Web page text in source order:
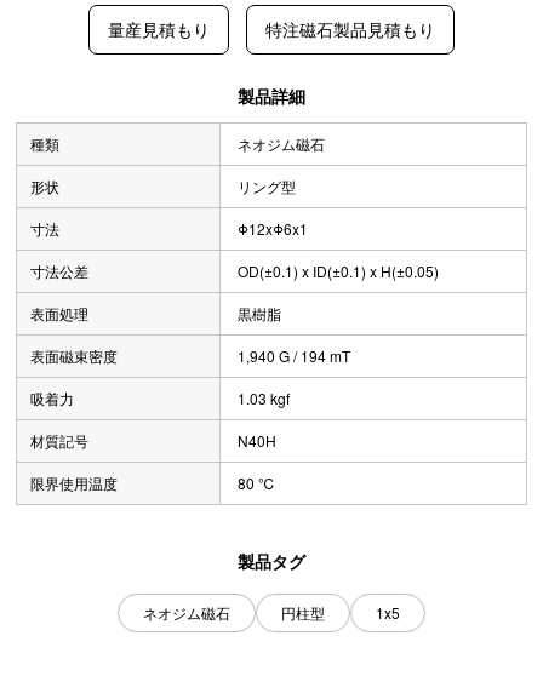
量産見積もり 特注磁石製品見積もり
製品詳細
種類 ネオジム磁石
形状 リング型
寸法 Φ12xΦ6x1
寸法公差 OD(±0.1) x ID(±0.1) x H(±0.05)
表面処理 黒樹脂
表面磁束密度 1,940 G / 194 mT
吸着力 1.03 kgf
材質記号 N40H
限界使用温度 80 ℃
製品タグ
ネオジム磁石 円柱型 1x5